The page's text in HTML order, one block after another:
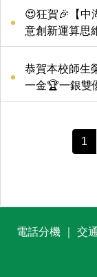
😍狂賀🎉【中
意創新運算思
恭賀本校師生
一金🏆一銀雙
1
電話分機 交